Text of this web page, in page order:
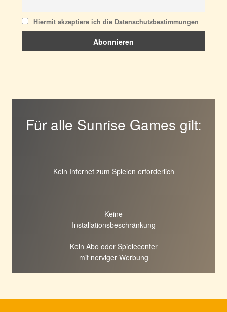
Hiermit akzeptiere ich die Datenschutzbestimmungen
Für alle Sunrise Games gilt:
Kein Internet zum Spielen erforderlich
Keine
Installationsbeschränkung
Kein Abo oder Spielecenter
mit nerviger Werbung